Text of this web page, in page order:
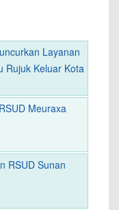
Layanan
Rujuk Keluar Kota
Meuraxa
RSUD Sunan